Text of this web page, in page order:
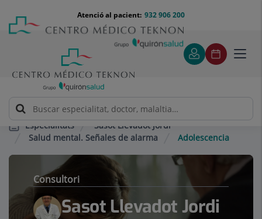
contingut
Menú
teléfono
cabecera
932 906 200
Atenció al pacient:
Especialitats
Sasot Llevadot Jordi
Salud mental. Señales de alarma
Adolescencia
Consultori
Sasot Llevadot Jordi